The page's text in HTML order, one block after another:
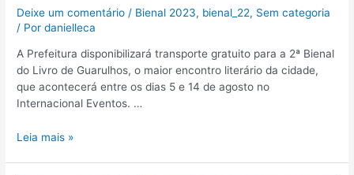
Deixe um comentário / Bienal 2023, bienal_22, Sem categoria
/ Pordanielleca
A Prefeitura disponibilizará transporte gratuito para a 2ª Bienal
do Livro de Guarulhos, o maior encontro literário da cidade,
que acontecerá entre os dias 5 e 14 de agosto no
Internacional Eventos. …
Leia mais »